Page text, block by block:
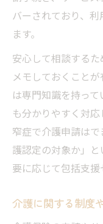
家族が
説
介護保険
流れ
初回相談
介護サー
介護サー
バーされており、
ます。
安心して相談する
メモしておくこと
は専門知識を持っ
も分かりやすく対
窄症で介護申請は
護認定の対象か」
要に応じて包括支援
介護に関する制度